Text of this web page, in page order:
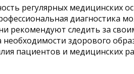
регулярных медицинских
диагностика
рекомендуют следить за
здорового
пациентов и медицинских